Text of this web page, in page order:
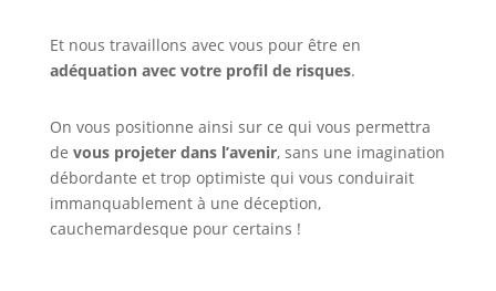
Et nous travaillons avec vous pour être en
adéquation avec votre profil de risques.
On vous positionne ainsi sur ce qui vous permettra
de vous projeter dans l’avenir, sans une imagination
débordante et trop optimiste qui vous conduirait
immanquablement à une déception,
cauchemardesque pour certains !